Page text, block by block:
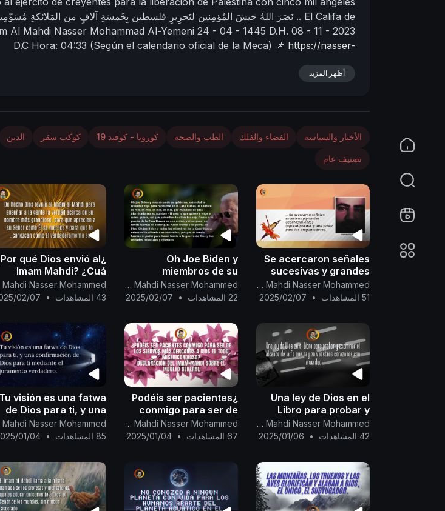
n
نَصَرَ اللهُ جَيشَ المُؤمِنين لتَحرِيرِ فلسطين بِخَمسَةِ آلافٍ من المَلائكةِ مُسَوِّمِينَ .. El Califa de
Al Mahdi Nasser Mohammad Al-Yemeni 24 - 04 - 1445 D.H. 08 - 11 - 2023
D.C Hora: 04:33 (Según el calendario oficial de la Meca) 📌 https://nasser-
أظهر المزيد
الأخبار والسياسة الفضاء والفلك الطب والصحة كورونا - كوفيد 19 كوكب سقر الدين
تصنيف عام
Se acercaron señales
sucesivas y grandes
acontecimientos
(apocalípticos), y una
Canal Oficial Del Imam Al Mahdi Nasser Mohammed
51 المشاهدات
•
2025/02/07
Oh Joe Biden y
miembros de su
gobierno, no tenéis
fuerzas para hacer
Canal Oficial Del Imam Al Mahdi Nasser Mohammed
22 المشاهدات
•
2025/02/07
¿Por qué Dios envió al
Imam Mahdi? ¿Cuá
43 المشاهدات
•
02/07
Una ley de Dios en el
Libro para probar y
examinar el alcance de
la fe que hay en
Canal Oficial Del Imam Al Mahdi Nasser Mohammed
42 المشاهدات
•
2025/01/06
¿Podéis ser pacientes
conmigo para ser de
los siervos más
cercanos a Dios el
Mahdi sobre el indult
Canal Oficial Del Imam Al Mahdi Nasser Mohammed
67 المشاهدات
•
2025/01/04
Tu visión es una fatwa
de Dios para ti, y una
confirmación de Dios
para ....
85 المشاهدات
•
01/04